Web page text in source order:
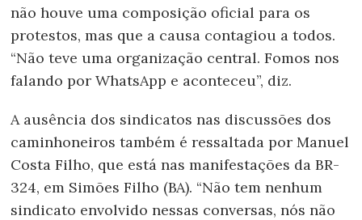
não houve uma composição oficial para os
protestos, mas que a causa contagiou a todos.
“Não teve uma organização central. Fomos nos
falando por WhatsApp e aconteceu”, diz.
A ausência dos sindicatos nas discussões dos
caminhoneiros também é ressaltada por Manuel
Costa Filho, que está nas manifestações da BR-
324, em Simões Filho (BA). “Não tem nenhum
sindicato envolvido nessas conversas, nós não